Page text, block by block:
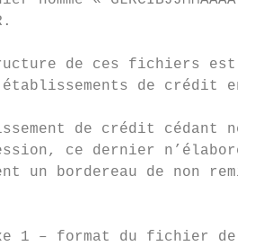
de ces fichiers est
de crédit en
de crédit cédant ne
ce dernier n’élabore
un bordereau de non remise
1 – format du fichier de